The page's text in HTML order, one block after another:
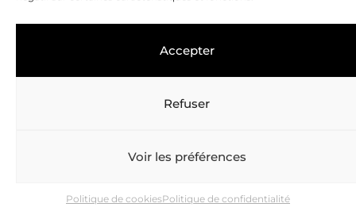
Accepter
Refuser
Voir les préférences
Politique de cookiesPolitique de confidentialité
agence web troisdeuxun.ch